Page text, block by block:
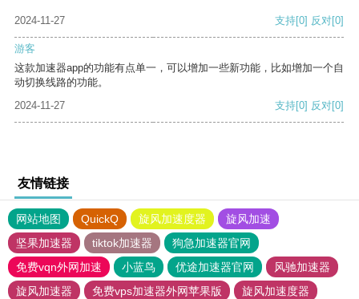
2024-11-27 支持[0] 反对[0]
游客
这款加速器app的功能有点单一，可以增加一些新功能，比如增加一个自
动切换线路的功能。
2024-11-27
支持[0] 反对[0]
友情链接
网站地图 QuickQ 旋风加速度器
旋风加速
坚果加速器
tiktok加速器
狗急加速器官网
免费vqn外网加速
小蓝鸟 优途加速器官网
风驰加速器
旋风加速器
免费vps加速器外网苹果版
旋风加速度器